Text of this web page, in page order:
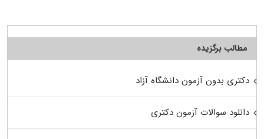
مطالب برگزیده
دکتری بدون آزمون دانشگاه آزاد
دانلود سوالات آزمون دکتری